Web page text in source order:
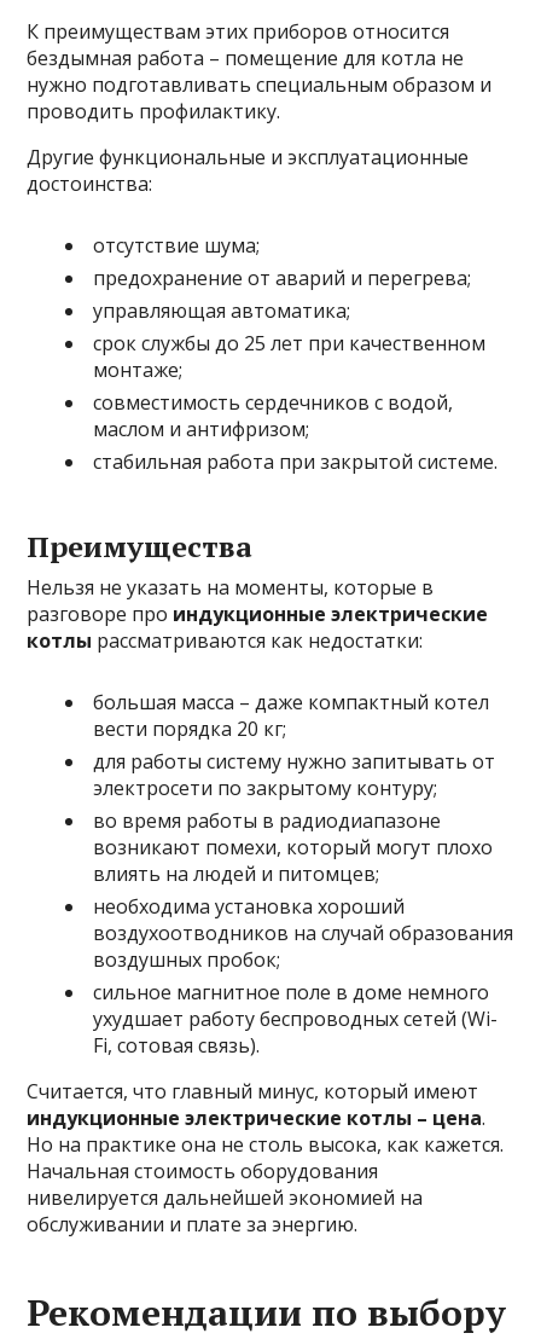
К преимуществам этих приборов относится
бездымная работа – помещение для котла не
нужно подготавливать специальным образом и
проводить профилактику.
Другие функциональные и эксплуатационные
достоинства:
отсутствие шума;
предохранение от аварий и перегрева;
управляющая автоматика;
срок службы до 25 лет при качественном
монтаже;
совместимость сердечников с водой,
маслом и антифризом;
стабильная работа при закрытой системе.
Преимущества
Нельзя не указать на моменты, которые в
разговоре про индукционные электрические
котлы рассматриваются как недостатки:
большая масса – даже компактный котел
вести порядка 20 кг;
для работы систему нужно запитывать от
электросети по закрытому контуру;
во время работы в радиодиапазоне
возникают помехи, который могут плохо
влиять на людей и питомцев;
необходима установка хороший
воздухоотводников на случай образования
воздушных пробок;
сильное магнитное поле в доме немного
ухудшает работу беспроводных сетей (Wi-
Fi, сотовая связь).
Считается, что главный минус, который имеют
индукционные электрические котлы – цена.
Но на практике она не столь высока, как кажется.
Начальная стоимость оборудования
нивелируется дальнейшей экономией на
обслуживании и плате за энергию.
Рекомендации по выбору